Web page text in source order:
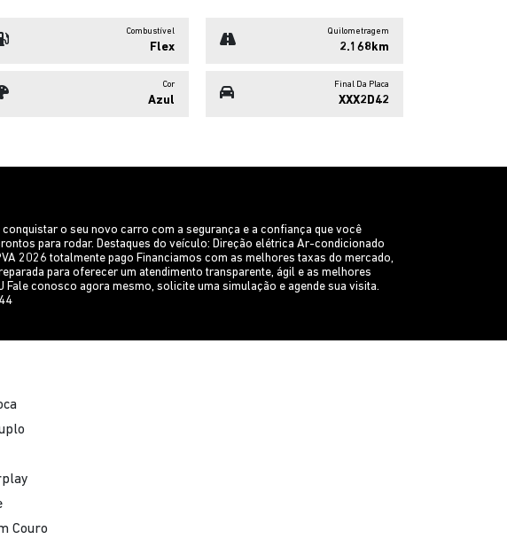
Combustível
Flex
Quilometragem
2.168km
Cor
Azul
Final Da Placa
XXX2D42
conquistar o seu novo carro com a segurança e a confiança que você
para rodar. Destaques do veículo: Direção elétrica Ar-condicionado
2026 totalmente pago Financiamos com as melhores taxas do mercado,
para oferecer um atendimento transparente, ágil e as melhores
conosco agora mesmo, solicite uma simulação e agende sua visita.
Couro